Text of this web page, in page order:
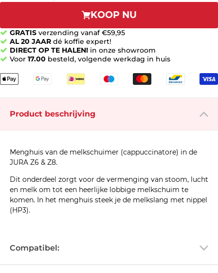
KOOP NU
GRATIS verzending vanaf €59,95
AL 20 JAAR dé koffie expert!
DIRECT OP TE HALEN! in onze showroom
Voor 17.00 besteld, volgende werkdag in huis
Product beschrijving
Menghuis van de melkschuimer (cappuccinatore) in de
JURA Z6 & Z8.
Dit onderdeel zorgt voor de vermenging van stoom, lucht
en melk om tot een heerlijke lobbige melkschuim te
komen. In het menghuis steek je de melkslang met nippel
(HP3).
Compatibel: